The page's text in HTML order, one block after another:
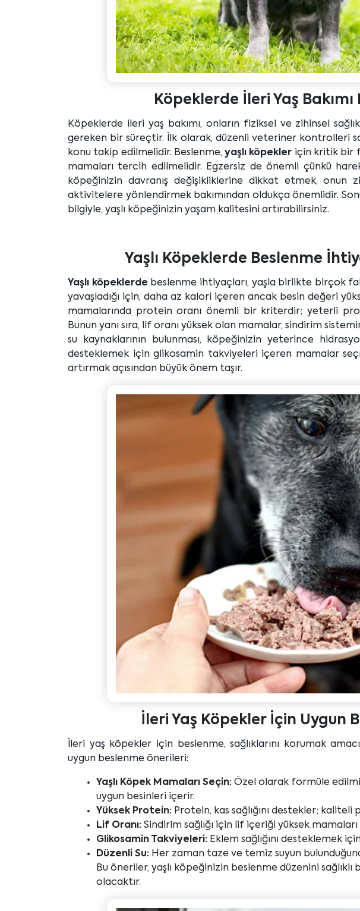
Köpeklerde İleri Yaş Bakımı
Köpeklerde ileri yaş bakımı, onların fiziksel ve zihinsel
gereken bir süreçtir. İlk olarak, düzenli veteriner kontrolleri
konu takip edilmelidir. Beslenme,yaşlı köpekler için kritik bir
mamaları tercih edilmelidir. Egzersiz de önemli çünkü
köpeğinizin davranış değişikliklerine dikkat etmek, onun
aktivitelere yönlendirmek bakımından oldukça önemlidir.
bilgiyle, yaşlı köpeğinizin yaşam kalitesini artırabilirsiniz.
Yaşlı Köpeklerde Beslenme
Yaşlı köpeklerde beslenme ihtiyaçları, yaşla birlikte birçok
yavaşladığı için, daha az kalori içeren ancak besin değeri
mamalarında protein oranı önemli bir kriterdir; yeterli
Bunun yanı sıra, lif oranı yüksek olan mamalar, sindirim
su kaynaklarının bulunması, köpeğinizin yeterince
desteklemek için glikosamin takviyeleri içeren mamalar
artırmak açısından büyük önem taşır.
İleri Yaş Köpekler İçin Uygun
İleri yaş köpekler için beslenme, sağlıklarını korumak
uygun beslenme önerileri:
Yaşlı Köpek Mamaları Seçin: Özel olarak formüle
uygun besinleri içerir.
Yüksek Protein: Protein, kas sağlığını destekler;
Lif Oranı: Sindirim sağlığı için lif içeriği yüksek
Glikosamin Takviyeleri: Eklem sağlığını desteklemek
Düzenli Su: Her zaman taze ve temiz suyun
Bu öneriler, yaşlı köpeğinizin beslenme düzenini sağlıklı
olacaktır.